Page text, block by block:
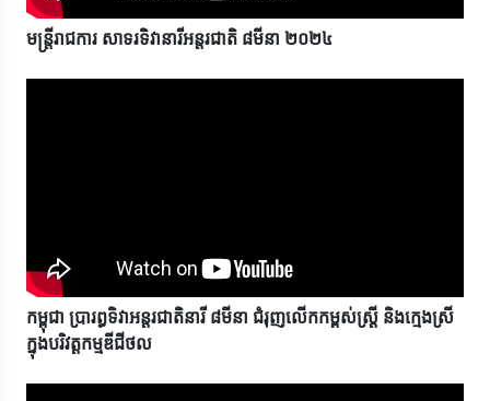
មន្រ្តីរាជការ សាទរទិវានារីអន្តរជាតិ ៨មីនា ២០២៤
កម្ពុជា ប្រារព្ធទិវាអន្តរជាតិនារី ៨មីនា ជំរុញលើកកម្ពស់ស្រី្ត និងក្មេងស្រី
ក្នុងបរិវត្តកម្មឌីជីថល